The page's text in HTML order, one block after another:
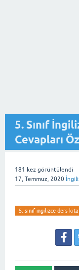
5. Sınıf
Cevapları
181 kez görüntülendi
17, Temmuz, 2020
5. sınıf i̇ngilizce ders